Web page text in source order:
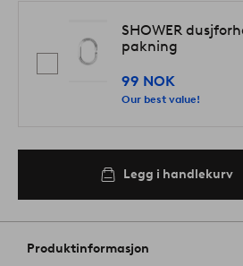
SHOWER
pakning
99 NOK
Our best value!
Legg i handlekurv
Produktinformasjon